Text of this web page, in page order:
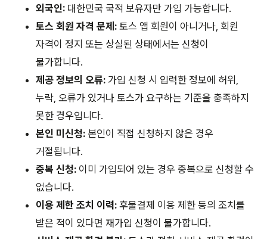
외국인: 대한민국 국적 보유자만 가입 가능합니다.
토스 회원 자격 문제: 토스 앱 회원이 아니거나, 회원
자격이 정지 또는 상실된 상태에서는 신청이
불가합니다.
제공 정보의 오류: 가입 신청 시 입력한 정보에 허위,
누락, 오류가 있거나 토스가 요구하는 기준을 충족하지
못한 경우입니다.
본인 미신청: 본인이 직접 신청하지 않은 경우
거절됩니다.
중복 신청: 이미 가입되어 있는 경우 중복으로 신청할 수
없습니다.
이용 제한 조치 이력: 후불결제 이용 제한 등의 조치를
받은 적이 있다면 재가입 신청이 불가합니다.